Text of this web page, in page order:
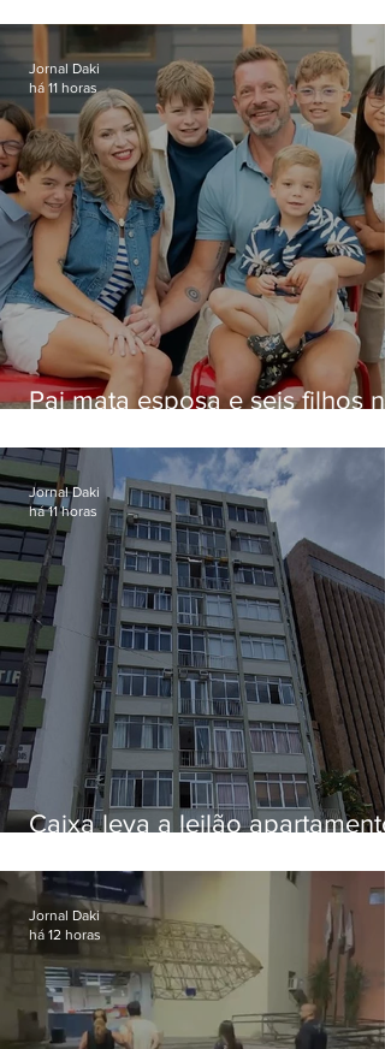
Pai mata esposa e seis filhos
Jornal Daki
há 11 horas
Caixa leva a leilão apartamento
Botafogo
Jornal Daki
há 11 horas
Jornal Daki
há 12 horas